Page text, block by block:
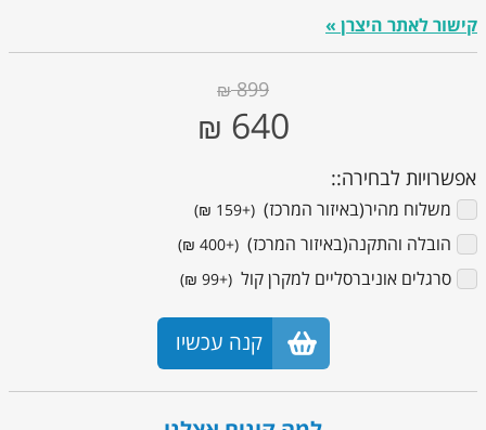
קישור לאתר היצרן »
899
₪
640
₪
אפשרויות לבחירה::
משלוח מהיר(באיזור המרכז) ‏ (+159 ₪)
הובלה והתקנה(באיזור המרכז) ‏ (+400 ₪)
סרגלים אוניברסליים למקרן קול ‏ (+99 ₪)
קנה עכשיו